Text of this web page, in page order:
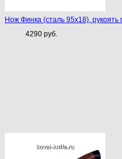
Нож Финка (сталь 95х18), рукоять
4290 руб.